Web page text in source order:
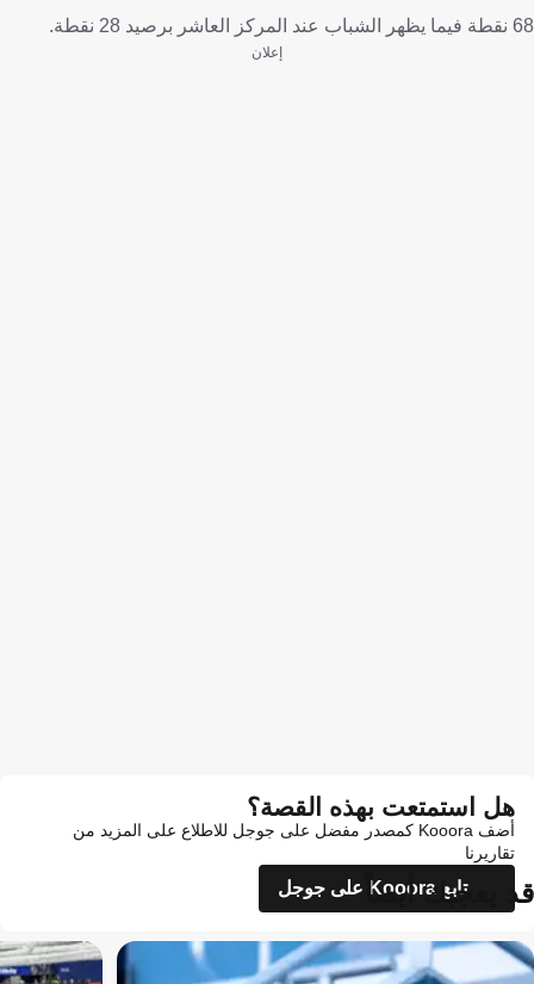
68 نقطة فيما يظهر الشباب عند المركز العاشر برصيد 28 نقطة.
إعلان
هل استمتعت بهذه القصة؟
أضف Kooora كمصدر مفضل على جوجل للاطلاع على المزيد من
تقاريرنا
تابع Kooora على جوجل
قد يعجبك أيضاً